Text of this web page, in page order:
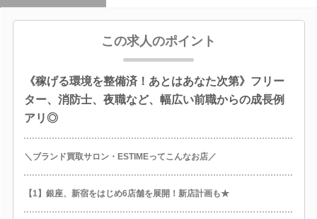
この求人のポイント
《稼げる環境を整備済！あとはあなた次第》フリー
ター、消防士、夜職など、幅広い前職からの成長例
アリ◎
＼ブランド買取サロン・ESTIMEってこんなお店／
【1】銀座、新宿をはじめ6店舗を展開！新店計画も★